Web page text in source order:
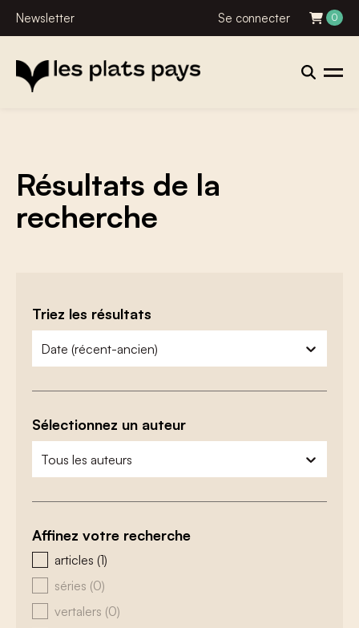
Newsletter Se connecter 0
Résultats de la
recherche
Triez les résultats
zoeken - sorteer
trier le contenu
Sélectionnez un auteur
zoeken - auteurs
sélectionnez le contenu
Affinez votre recherche
zoeken - type
articles (1)
séries (0)
vertalers (0)